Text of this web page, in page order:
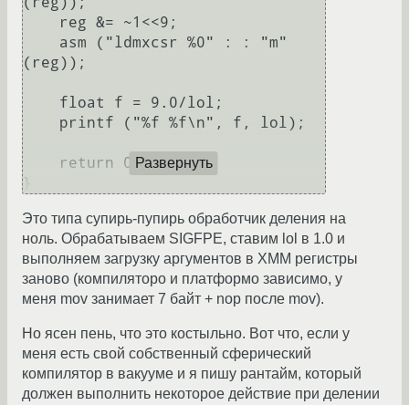
(reg));
Развернуть
Это типа супирь-пупирь обработчик деления на
ноль. Обрабатываем SIGFPE, ставим lol в 1.0 и
выполняем загрузку аргументов в XMM регистры
заново (компиляторо и платформо зависимо, у
меня mov занимает 7 байт + nop после mov).
Но ясен пень, что это костыльно. Вот что, если у
меня есть свой собственный сферический
компилятор в вакууме и я пишу рантайм, который
должен выполнить некоторое действие при делении